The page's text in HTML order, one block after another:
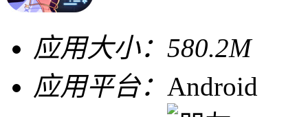
应用大小： 580.2M
应用平台： Android